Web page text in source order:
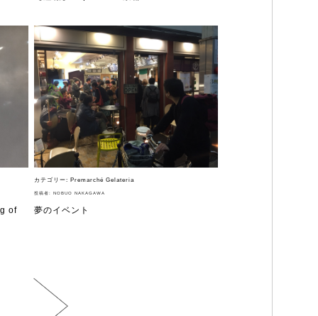
of
カテゴリー: Premarché Gelateria
投稿者: NOBUO NAKAGAWA
夢のイベント